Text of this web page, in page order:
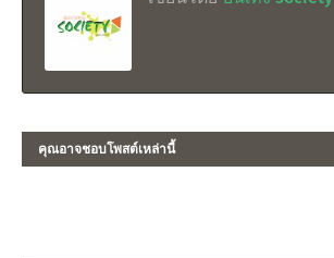
คุณอาจชอบโพสต์เหล่านี้